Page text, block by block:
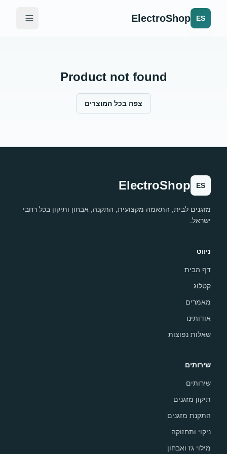
ES
ElectroShop
Product not found
צפה בכל המוצרים
ES
ElectroShop
מזגנים לבית, התאמה מקצועית, התקנה, אבחון ותיקון בכל רחבי
ישראל.
ניווט
דף הבית
קטלוג
מאמרים
אודותינו
שאלות נפוצות
שירותים
שירותים
תיקון מזגנים
התקנת מזגנים
ניקוי ותחזוקה
מילוי גז ואבחון